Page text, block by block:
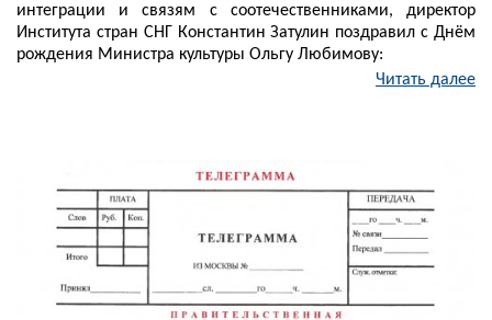
интеграции и связям с соотечественниками, директор
Института стран СНГ Константин Затулин поздравил с Днём
рождения Министра культуры Ольгу Любимову:
Читать далее